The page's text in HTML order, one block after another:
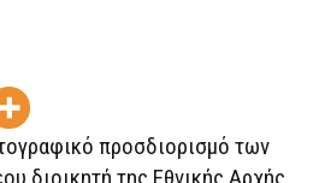
προσδιορισμό των